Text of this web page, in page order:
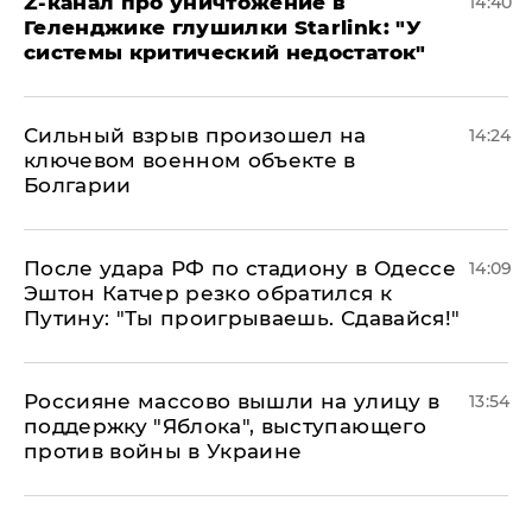
Геленджике глушилки Starlink: "У
системы критический недостаток"
Сильный взрыв произошел на
ключевом военном объекте в
Болгарии
14:24
После удара РФ по стадиону в Одессе
Эштон Катчер резко обратился к
Путину: "Ты проигрываешь. Сдавайся!"
14:09
Россияне массово вышли на улицу в
поддержку "Яблока", выступающего
против войны в Украине
13:54